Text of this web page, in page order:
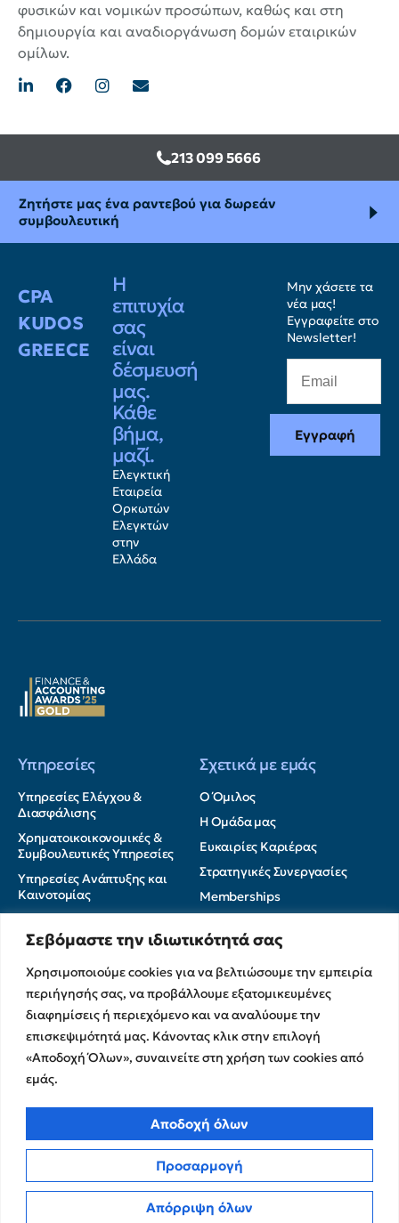
Σεβόμαστε την ιδιωτικότητά σας
Χρησιμοποιούμε cookies για να βελτιώσουμε την εμπειρία
περιήγησής σας, να προβάλλουμε εξατομικευμένες
διαφημίσεις ή περιεχόμενο και να αναλύουμε την
επισκεψιμότητά μας. Κάνοντας κλικ στην επιλογή
«Αποδοχή Όλων», συναινείτε στη χρήση των cookies από
εμάς.
Προσαρμογή
Απόρριψη όλων
Αποδοχή όλων
φυσικών και νομικών προσώπων, καθώς και στη
δημιουργία και αναδιοργάνωση δομών εταιρικών
ομίλων.
213 099 5666
Ζητήστε μας ένα ραντεβού για δωρεάν
συμβουλευτική
CPA
KUDOS
GREECE
Η
επιτυχία
σας
είναι
δέσμευσή
μας.
Κάθε
βήμα,
μαζί.
Ελεγκτική
Εταιρεία
Ορκωτών
Ελεγκτών
στην
Ελλάδα
Μην χάσετε τα
νέα μας!
Εγγραφείτε στο
Newsletter!
Εγγραφή
Υπηρεσίες
Υπηρεσίες Ελέγχου &
Διασφάλισης
Χρηματοικοικονομικές &
Συμβουλευτικές Υπηρεσίες
Υπηρεσίες Ανάπτυξης και
Καινοτομίας
Υπηρεσίες
Σχετικά με εμάς
Ο Όμιλος
Η Ομάδα μας
Ευκαιρίες Καριέρας
Στρατηγικές Συνεργασίες
Memberships
Επικοινωνία
Insights
Νέα
Άρθρα
Πολιτική Απορρήτου
Όροι Χρήσης
Πολιτική Cookies
© 2026